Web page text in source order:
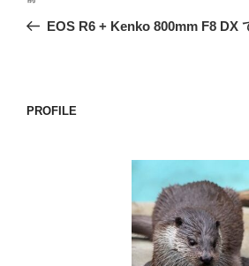
ー
の
EOS R6 + Kenko 800mm F8 DX
PROFILE